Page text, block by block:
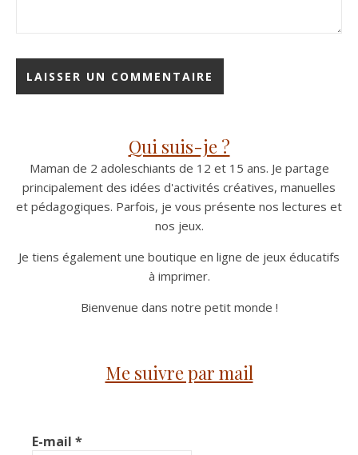
Qui suis-je ?
Maman de 2 adoleschiants de 12 et 15 ans. Je partage
principalement des idées d'activités créatives, manuelles
et pédagogiques. Parfois, je vous présente nos lectures et
nos jeux.
Je tiens également une boutique en ligne de jeux éducatifs
à imprimer.
Bienvenue dans notre petit monde !
Me suivre par mail
E-mail *